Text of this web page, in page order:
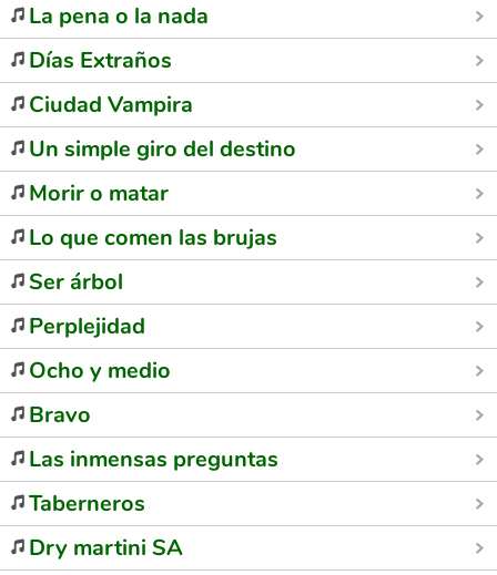
La pena o la nada
Días Extraños
Ciudad Vampira
Un simple giro del destino
Morir o matar
Lo que comen las brujas
Ser árbol
Perplejidad
Ocho y medio
Bravo
Las inmensas preguntas
Taberneros
Dry martini SA